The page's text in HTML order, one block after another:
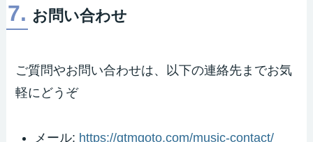
7. お問い合わせ
ご質問やお問い合わせは、以下の連絡先までお気
軽にどうぞ
メール: https://gtmgoto.com/music-contact/